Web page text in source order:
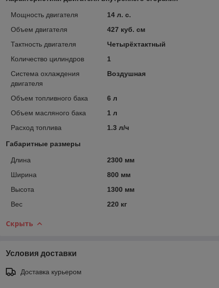
Мощность двигателя
14 л. с.
Объем двигателя
427 куб. см
Тактность двигателя
Четырёхтактный
Количество цилиндров
1
Система охлаждения
двигателя
Воздушная
Объем топливного бака
6 л
Объем масляного бака
1 л
Расход топлива
1.3 л/ч
Габаритные размеры
Длина
2300 мм
Ширина
800 мм
Высота
1300 мм
Вес
220 кг
Скрыть
Условия доставки
Доставка курьером